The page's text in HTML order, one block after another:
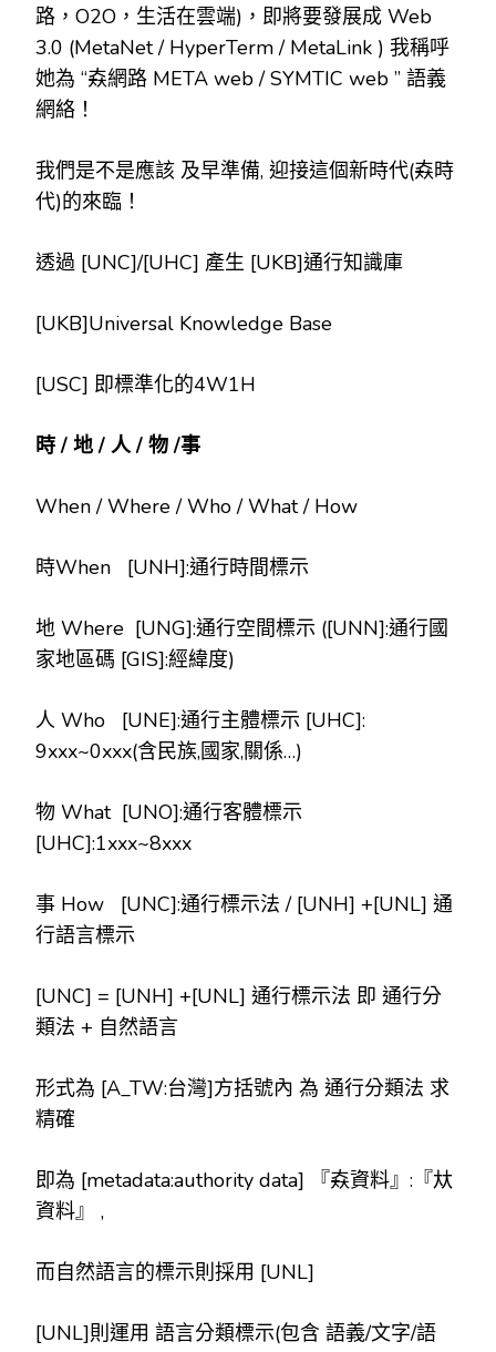
路，O2O，生活在雲端)，即將要發展成 Web
3.0 (MetaNet / HyperTerm / MetaLink ) 我稱呼
她為 “𡘙網路 META web / SYMTIC web ” 語義
網絡！
我們是不是應該 及早準備, 迎接這個新時代(𡘙時
代)的來臨！
透過 [UNC]/[UHC] 產生 [UKB]通行知識庫
[UKB]Universal Knowledge Base
[USC] 即標準化的4W1H
時 / 地 / 人/ 物 /事
When / Where / Who / What / How
時When [UNH]:通行時間標示
地 Where [UNG]:通行空間標示 ([UNN]:通行國
家地區碼 [GIS]:經緯度)
人 Who [UNE]:通行主體標示 [UHC]:
9xxx~0xxx(含民族,國家,關係…)
物 What [UNO]:通行客體標示
[UHC]:1xxx~8xxx
事 How [UNC]:通行標示法 / [UNH] +[UNL] 通
行語言標示
[UNC] = [UNH] +[UNL] 通行標示法 即 通行分
類法 + 自然語言
形式為 [A_TW:台灣]方括號內 為 通行分類法 求
精確
即為 [metadata:authority data] 『𡘙資料』:『夶
資料』 ,
而自然語言的標示則採用 [UNL]
[UNL]則運用 語言分類標示(包含 語義/文字/語